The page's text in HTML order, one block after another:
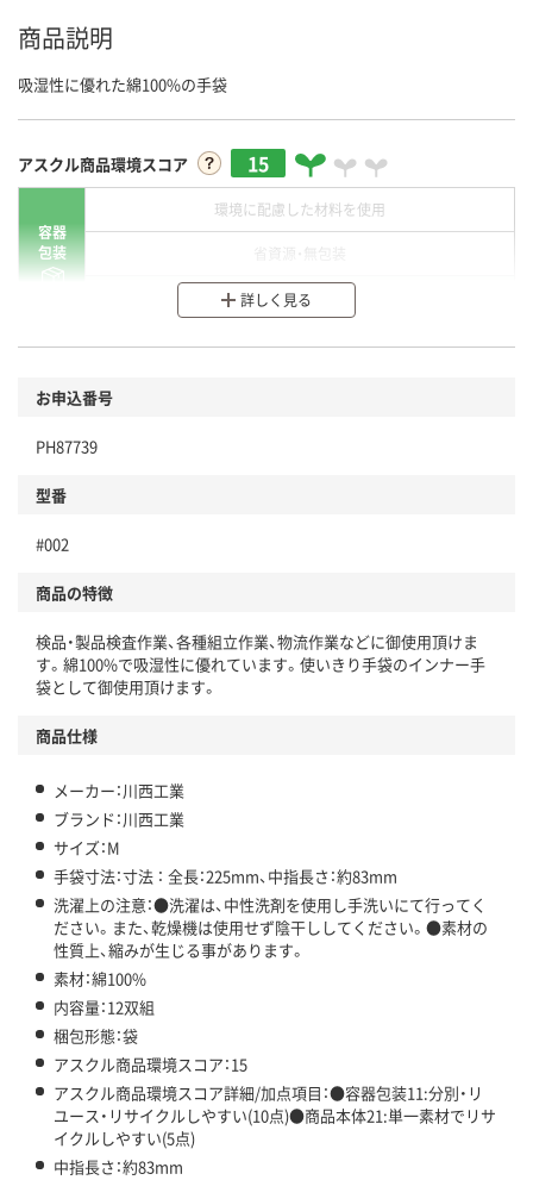
商品説明
吸湿性に優れた綿100%の手袋
アスクル商品環境スコア 15
容器
包装
環境に配慮した材料を使用
分別・リサイクルしやすい設計
本体
仕組
この商品の環境配慮ポイントです。下記商品詳細「
アスクル商品環境スコア詳細／加点項目
」で確認できます。
詳しく見る
お申込番号
PH87739
型番
#002
商品の特徴
検品・製品検査作業、各種組立作業、物流作業などに御使用頂けま
す。綿100%で吸湿性に優れています。使いきり手袋のインナー手
袋として御使用頂けます。
商品仕様
メーカー：川西工業
ブランド：川西工業
サイズ：M
手袋寸法：寸法 ： 全長：225mm、中指長さ：約83mm
洗濯上の注意：●洗濯は、中性洗剤を使用し手洗いにて行ってく
ださい。また、乾燥機は使用せず陰干ししてください。●素材の
性質上、縮みが生じる事があります。
素材：綿100%
内容量：12双組
梱包形態：袋
アスクル商品環境スコア：15
アスクル商品環境スコア詳細/加点項目：●容器包装11:分別・リ
ユース・リサイクルしやすい(10点)●商品本体21:単一素材でリサ
イクルしやすい(5点)
中指長さ：約83mm